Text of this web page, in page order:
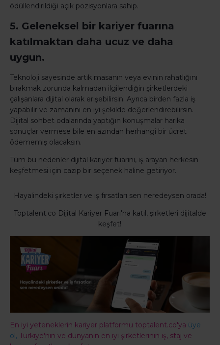
ödüllendirildiği açık pozisyonlara sahip.
5. Geleneksel bir kariyer fuarına
katılmaktan daha ucuz ve daha
uygun.
Teknoloji sayesinde artık masanın veya evinin rahatlığını
bırakmak zorunda kalmadan ilgilendiğin şirketlerdeki
çalışanlara dijital olarak erişebilirsin. Ayrıca birden fazla iş
yapabilir ve zamanını en iyi şekilde değerlendirebilirsin.
Dijital sohbet odalarında yaptığın konuşmalar harika
sonuçlar vermese bile en azından herhangi bir ücret
ödememiş olacaksın.
Tüm bu nedenler dijital kariyer fuarını, iş arayan herkesin
keşfetmesi için cazip bir seçenek haline getiriyor.
Hayalindeki şirketler ve iş fırsatları sen neredeysen orada!
Toptalent.co Dijital Kariyer Fuarı'na katıl, şirketleri dijitalde
keşfet!
En iyi yeteneklerin kariyer platformu toptalent.co'ya üye
ol, Türkiye'nin ve dünyanın en iyi şirketlerinin iş, staj ve